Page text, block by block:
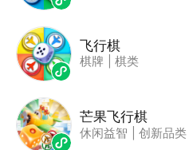
飞行棋
棋牌 棋类
芒果飞行棋
休闲益智 创新品类